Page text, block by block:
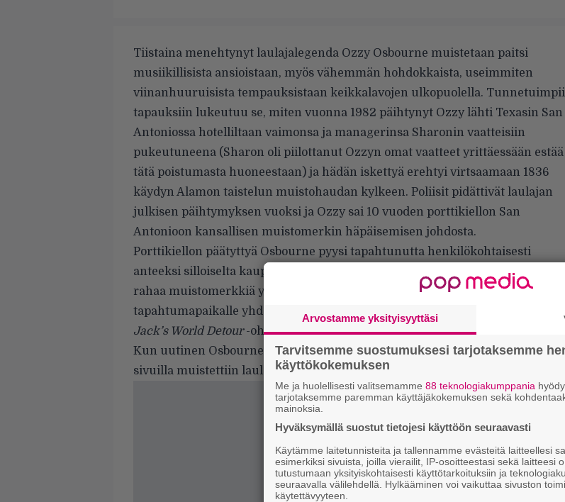
Tiistaina menehtynyt laulajalegenda Ozzy Osbourne muistetaan paitsi
musiikillisista ansioistaan, myös vähemmän hohdokkaista, useimmiten
viinanhuuruisista tempauksistaan keikkalavojen ulkopuolella.
tapauksiin lukeutuu se, miten vuonna 1982 päihtynyt Ozzy lähti Texasin San
Antoniossa hotelliltaan vaimonsa ja managerinsa Sharonin vaatteisiin
pukeutuneena (Sharon oli piilottanut Ozzyn omat vaatteet yrittäessään estää
tätä poistumasta huoneestaan) ja hädän iskettyä erehtyi virtsaamaan 1836
käydyn Alamon taistelun muistohaudan kylkeen. Poliisit pidättivät laulajan
julkisen päihtymyksen vuoksi ja Ozzy sai 10 vuoden porttikiellon San
Antonioon kansallisen muistomerkin häpäisemisen johdosta.
Porttikiellon päätyttyä Osbourne pyysi tapahtunutta henkilökohtaisesti
anteeksi silloiselta kaupunginjohtajalta ja lahjoitti myös tuntuvan summan
rahaa muistomerkkiä ylläpitävällä taholle. Vuonna 2015 Ozzy palasi
tapahtumapaikalle yhdessä Jack-poikansa kanssa, kun nämä kuvasivat
Jack’s World Detour-ohjelmaa.
Kun uutinen Osbournen kuolemasta levisi, myös Alamon virallisilla
sivuilla muistettiin laulajaa – värikkäästä historiasta huolimatta.
Arvostamme yksityisyyttäsi
Tarvitsemme suostumuksesi tarjotaksemme
käyttökokemuksen
Me ja huolellisesti valitsemamme 88 teknologiakumppania
tarjotaksemme paremman käyttäjäkokemuksen sekä
mainoksia.
Hyväksymällä suostut tietojesi käyttöön seuraavasti
Käytämme laitetunnisteita ja tallennamme evästeitä laitteellesi
esimerkiksi sivuista, joilla vierailit, IP-osoitteestasi sekä laitteesi
tutustumaan yksityiskohtaisesti käyttötarkoituksiin ja
seuraavalla välilehdellä. Hylkääminen voi vaikuttaa sivuston
käytettävyyteen.